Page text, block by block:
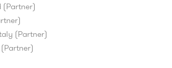
(Partner)
(Partner)
(Partner)